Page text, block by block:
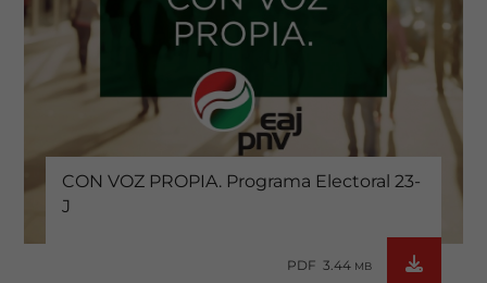
CON VOZ PROPIA. Programa Electoral 23-
J
PDF 3.44 MB